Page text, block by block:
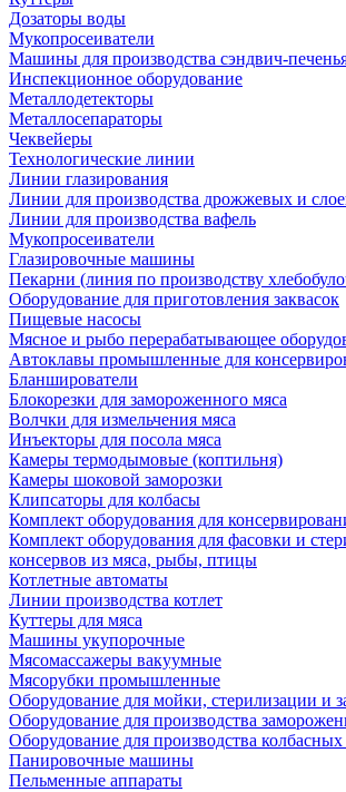
Дозаторы воды
Мукопросеиватели
Машины для производства сэндвич-
Инспекционное оборудование
Металлодетекторы
Металлосепараторы
Чеквейеры
Технологические линии
Линии глазирования
Линии для производства дрожжевых и
Линии для производства вафель
Мукопросеиватели
Глазировочные машины
Пекарни (линия по производству
Оборудование для приготовления заквасок
Пищевые насосы
Мясное и рыбо перерабатывающее
Автоклавы промышленные для
Бланширователи
Блокорезки для замороженного мяса
Волчки для измельчения мяса
Инъекторы для посола мяса
Камеры термодымовые (коптильня)
Камеры шоковой заморозки
Клипсаторы для колбасы
Комплект оборудования для
Комплект оборудования для фасовки и
консервов из мяса, рыбы, птицы
Котлетные автоматы
Линии производства котлет
Куттеры для мяса
Машины укупорочные
Мясомассажеры вакуумные
Мясорубки промышленные
Оборудование для мойки, стерилизации и
Оборудование для производства
Оборудование для производства
Панировочные машины
Пельменные аппараты